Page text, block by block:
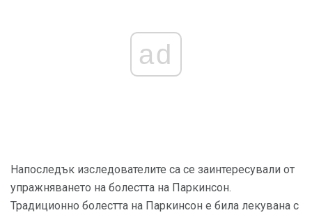
ad
Напоследък изследователите са се заинтересували от
упражняването на болестта на Паркинсон.
Традиционно болестта на Паркинсон е била лекувана с